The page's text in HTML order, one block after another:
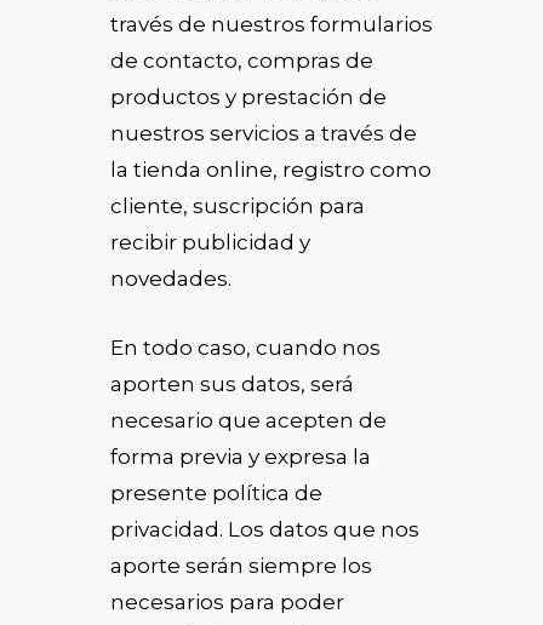
través de nuestros formularios
de contacto, compras de
productos y prestación de
nuestros servicios a través de
la tienda online, registro como
cliente, suscripción para
recibir publicidad y
novedades.
En todo caso, cuando nos
aporten sus datos, será
necesario que acepten de
forma previa y expresa la
presente política de
privacidad. Los datos que nos
aporte serán siempre los
necesarios para poder